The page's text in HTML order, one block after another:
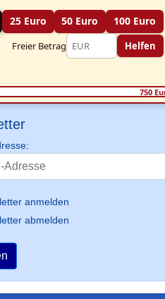
25 Euro 50 Euro 100 Euro
Freier Betrag Helfen
750
anmelden
abmelden